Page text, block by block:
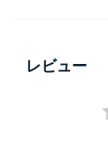
レビュー